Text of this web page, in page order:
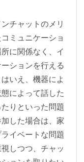
チャットのメリ
ミュニケーショ
に関係なく、イ
ションを行える
いえ、機器によ
によって話した
りといった問題
した場合は、家
イベートな問題
しつつ、チャッ